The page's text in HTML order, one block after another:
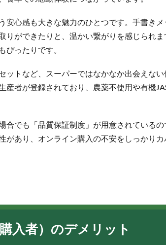
安心感も大きな魅力のひとつです。手書き
りができたりと、温かい繋がりを感じられ
ぴったりです。
ットなど、スーパーではなかなか出会えな
産者が登録されており、農薬不使用や有機
合でも「品質保証制度」が用意されている
があり、オンライン購入の不安をしっかりカ
入者）のデメリット